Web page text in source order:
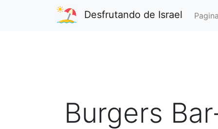
Desfrutando de Israel
Burgers